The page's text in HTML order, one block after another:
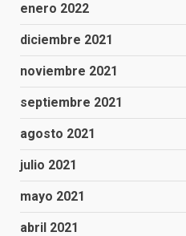
enero 2022
diciembre 2021
noviembre 2021
septiembre 2021
agosto 2021
julio 2021
mayo 2021
abril 2021